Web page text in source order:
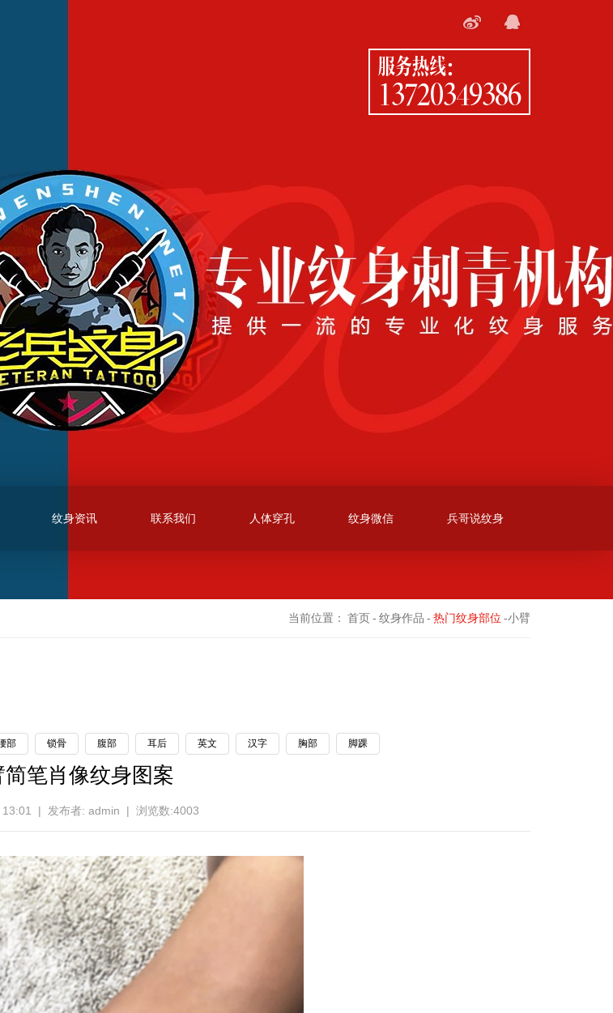
服务热线：
13720349386
纹身资讯 联系我们 人体穿孔 纹身微信 兵哥说纹身
当前位置： 首页- 纹身作品 - 热门纹身部位 -小臂
部 锁骨 腹部 耳后 英文 汉字 胸部 脚踝
简笔肖像纹身图案
13:01 | 发布者: admin | 浏览数:4003